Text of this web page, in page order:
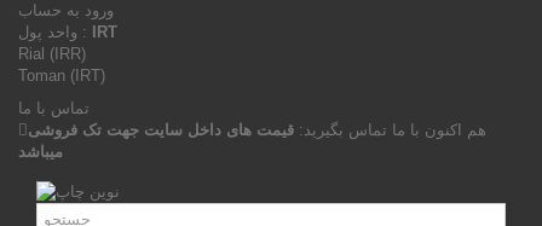
ورود به حساب
واحد پول :
IRT
Rial (IRR)
Toman (IRT)
تماس با ما
هم اکنون با ما تماس بگیرید: قیمت های داخل سایت جهت تک فروشی
میباشد